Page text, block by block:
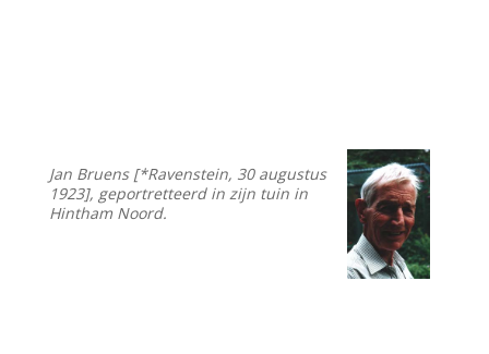
Jan Bruens [*Ravenstein, 30 augustus
1923], geportretteerd in zijn tuin in
Hintham Noord.